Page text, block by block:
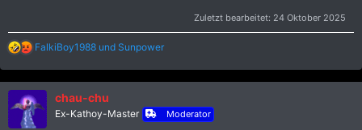
Zuletzt bearbeitet: 24 Oktober 2025
R
a
k
t
i
o
FalkiBoy1988 und Sunpower
chau-chu
Ex-Kathoy-Master Moderator